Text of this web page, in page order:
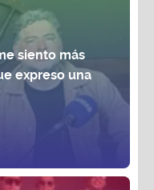
siento más
expreso una